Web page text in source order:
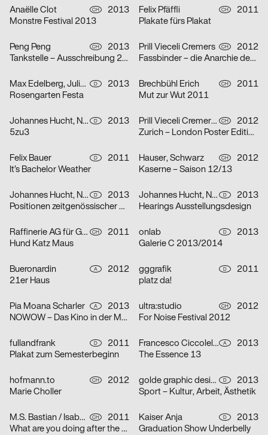
Anaëlle Clot CH
2013
Monstre Festival 2013
Felix Pfäffli CH
2011
Plakate fürs Plakat
Peng Peng CH
2013
Tankstelle – Ausschreibung 2013
Prill Vieceli Cremers CH
2012
Fassbinder – die Anarchie der Phantasie
Max Edelberg, Julian Koschwitz, Thomas Kronbichler D
2013
Rosengarten Festa
Brechbühl Erich CH
2011
Mut zur Wut 2011
Johannes Hucht, Nuss Yannick D
2013
5zu3
Prill Vieceli Cremers, Carla Crameri CH
2012
Zurich – London Poster Edition, House of Switzerland UK 2012
Felix Bauer D
2011
It’s Bachelor Weather
Hauser, Schwarz CH
2012
Kaserne – Saison 12/13
Johannes Hucht, Nuss Yannick D
2013
Positionen zeitgenössischer Philosophie – Medientheorie
Johannes Hucht, Nuss Yannick D
2013
Hearings Ausstellungsdesign
Raffinerie AG für Gestaltung CH
2011
Hund Katz Maus
onlab D
2013
Galerie C 2013/2014
Bueronardin A
2012
21er Haus
gggrafik D
2011
platz da!
Pia Moana Scharler A
2013
NOWOW – Das Kino in der Mensa
ultra:studio CH
2012
For Noise Festival 2012
fullandfrank D
2011
Plakat zum Semesterbeginn
Francesco Ciccolella, Gerhard Jordan A
2013
The Essence 13
hofmann.to CH
2012
Marie Choller
golde graphic design, Bernd Uske D
2013
Sport – Kultur, Arbeit, Ästhetik
M.S. Bastian / Isabelle L. CH
2011
What are you doing after the apocalypse?
Kaiser Anja D
2013
Graduation Show Underbelly